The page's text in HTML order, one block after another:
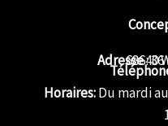
Adresse:
68640
Horaires:Du mardi